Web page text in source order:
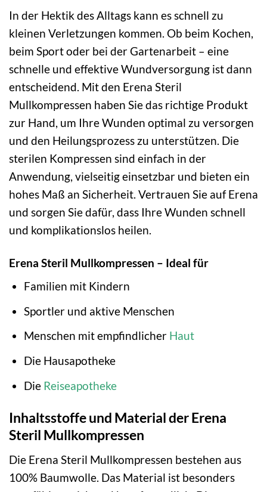
In der Hektik des Alltags kann es schnell zu
kleinen Verletzungen kommen. Ob beim Kochen,
beim Sport oder bei der Gartenarbeit – eine
schnelle und effektive Wundversorgung ist dann
entscheidend. Mit den Erena Steril
Mullkompressen haben Sie das richtige Produkt
zur Hand, um Ihre Wunden optimal zu versorgen
und den Heilungsprozess zu unterstützen. Die
sterilen Kompressen sind einfach in der
Anwendung, vielseitig einsetzbar und bieten ein
hohes Maß an Sicherheit. Vertrauen Sie auf Erena
und sorgen Sie dafür, dass Ihre Wunden schnell
und komplikationslos heilen.
Erena Steril Mullkompressen – Ideal für
Familien mit Kindern
Sportler und aktive Menschen
Menschen mit empfindlicher Haut
Die Hausapotheke
Die Reiseapotheke
Inhaltsstoffe und Material der Erena
Steril Mullkompressen
Die Erena Steril Mullkompressen bestehen aus
100% Baumwolle. Das Material ist besonders